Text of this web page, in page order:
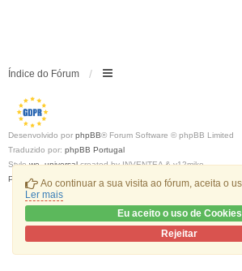
Ao continuar a sua visita ao fórum, aceita o
Ler mais
Eu aceito o uso de Cookies
Rejeitar
Índice do Fórum
Desenvolvido por phpBB® Forum Software © phpBB Limited
Traduzido por: phpBB Portugal
Stylewe_universalcreated by INVENTEA & v12mike
Privacidade
Termos